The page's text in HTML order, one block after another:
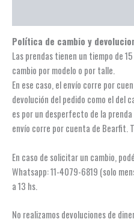
Política de cambio y
Las prendas tienen un tiempo de
cambio por modelo o por talle.
En ese caso, el envío corre por
devolución del pedido como el del
es por un desperfecto de la
envío corre por cuenta de Bearfit.
En caso de solicitar un cambio,
Whatsapp: 11-4079-6819 (solo
a 13 hs.
No realizamos devoluciones de